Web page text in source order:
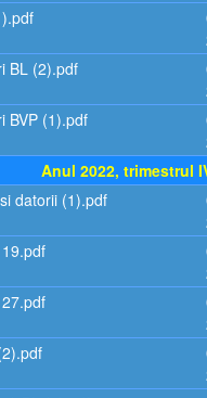
BL (2).pdf
BVP (1).pdf
Anul 2022, trimestrul
datorii (1).pdf